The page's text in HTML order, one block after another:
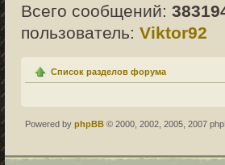
Всего сообщений:
пользователь: Viktor92
Список разделов форума
Powered by phpBB © 2000, 2002, 2005, 2007